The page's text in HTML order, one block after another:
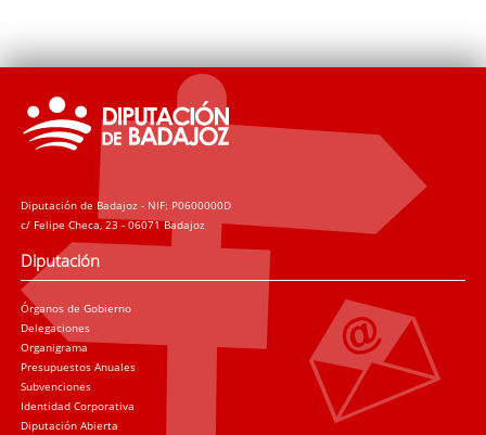
Diputación de Badajoz - NIF: P0600000D
c/ Felipe Checa, 23 - 06071 Badajoz
Diputación
Órganos de Gobierno
Delegaciones
Organigrama
Presupuestos Anuales
Subvenciones
Identidad Corporativa
Diputación Abierta